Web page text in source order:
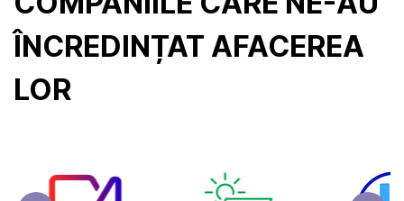
ÎNCREDINȚAT AFACEREA
LOR